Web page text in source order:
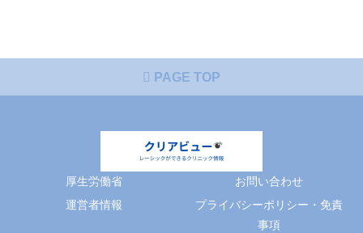
PAGE TOP
厚生労働省
お問い合わせ
運営者情報
プライバシーポリシー・免責
事項